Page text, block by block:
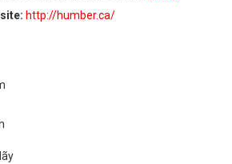
http://humber.ca/